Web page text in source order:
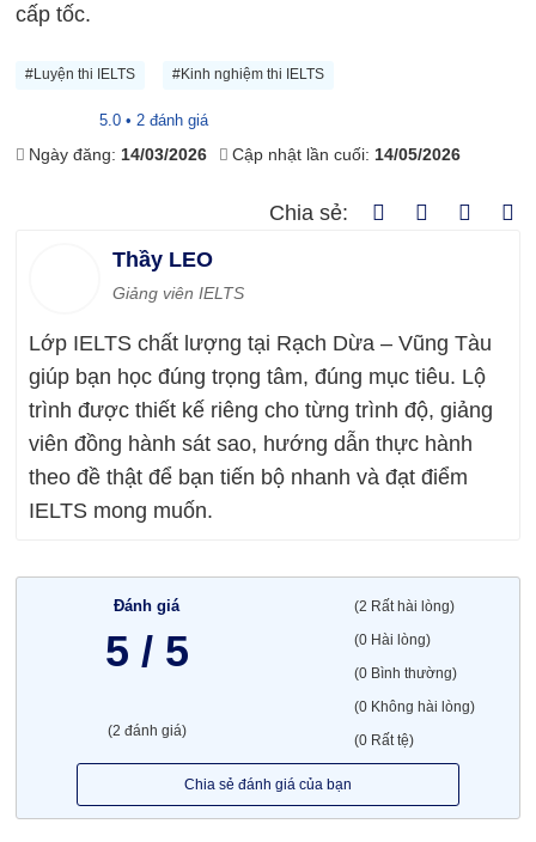
cấp tốc.
#Luyện thi IELTS #Kinh nghiệm thi IELTS
5.0 • 2 đánh giá
Ngày đăng: 14/03/2026 Cập nhật lần cuối: 14/05/2026
Chia sẻ:
Thầy LEO
Giảng viên IELTS
Lớp IELTS chất lượng tại Rạch Dừa – Vũng Tàu
giúp bạn học đúng trọng tâm, đúng mục tiêu. Lộ
trình được thiết kế riêng cho từng trình độ, giảng
viên đồng hành sát sao, hướng dẫn thực hành
theo đề thật để bạn tiến bộ nhanh và đạt điểm
IELTS mong muốn.
Đánh giá
5 / 5
(2 đánh giá)
(2 Rất hài lòng)
(0 Hài lòng)
(0 Bình thường)
(0 Không hài lòng)
(0 Rất tệ)
Chia sẻ đánh giá của bạn